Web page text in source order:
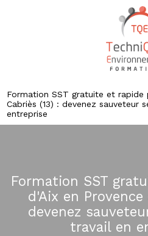
Formation SST gratuite et rapide
Cabriès (13) : devenez sauveteur
entreprise
Formation SST
d'Aix en Provence
devenez
travail en